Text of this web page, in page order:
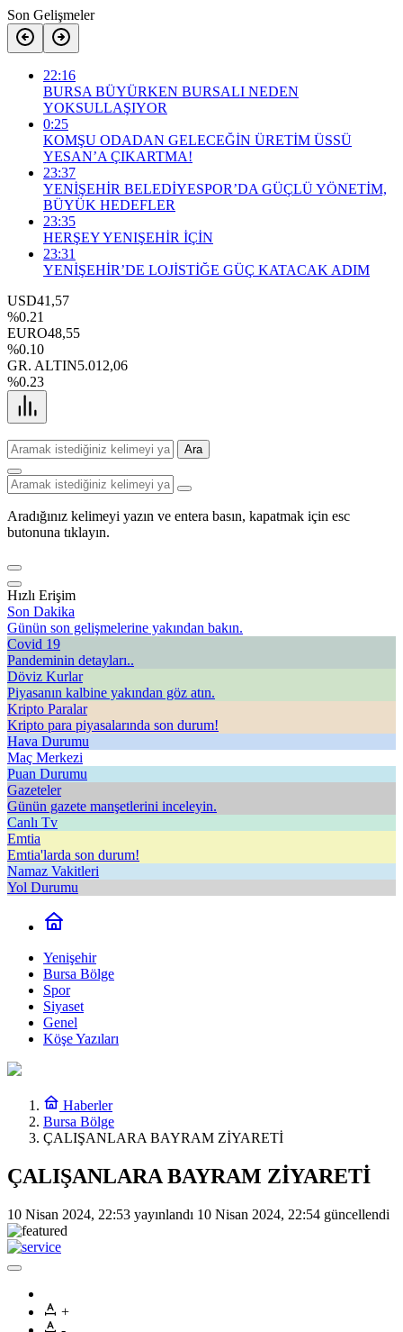
Son Gelişmeler
22:16
BURSA BÜYÜRKEN BURSALI NEDEN
YOKSULLAŞIYOR
0:25
KOMŞU ODADAN GELECEĞİN ÜRETİM ÜSSÜ
YESAN’A ÇIKARTMA!
23:37
YENİŞEHİR BELEDİYESPOR’DA GÜÇLÜ YÖNETİM,
BÜYÜK HEDEFLER
23:35
HERŞEY YENIŞEHİR İÇİN
23:31
YENİŞEHİR’DE LOJİSTİĞE GÜÇ KATACAK ADIM
USD41,57
%0.21
EURO48,55
%0.10
GR. ALTIN5.012,06
%0.23
Ara
Aradığınız kelimeyi yazın ve entera basın, kapatmak için esc
butonuna tıklayın.
Hızlı Erişim
Son Dakika
Günün son gelişmelerine yakından bakın.
Covid 19
Pandeminin detayları..
Döviz Kurlar
Piyasanın kalbine yakından göz atın.
Kripto Paralar
Kripto para piyasalarında son durum!
Hava Durumu
Maç Merkezi
Puan Durumu
Gazeteler
Günün gazete manşetlerini inceleyin.
Canlı Tv
Emtia
Emtia'larda son durum!
Namaz Vakitleri
Yol Durumu
Yenişehir
Bursa Bölge
Spor
Siyaset
Genel
Köşe Yazıları
Haberler
Bursa Bölge
ÇALIŞANLARA BAYRAM ZİYARETİ
ÇALIŞANLARA BAYRAM ZİYARETİ
10 Nisan 2024, 22:53 yayınlandı 10 Nisan 2024, 22:54 güncellendi
+